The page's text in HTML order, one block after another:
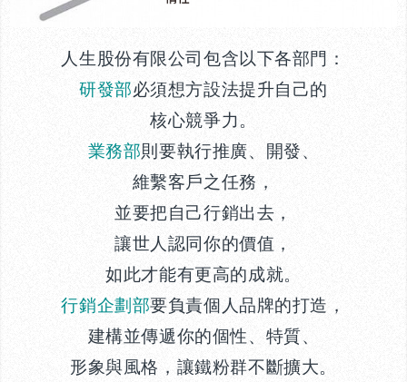
人生股份有限公司包含以下各部門：
研發部必須想方設法提升自己的
核心競爭力。
業務部則要執行推廣、開發、
維繫客戶之任務，
並要把自己行銷出去，
讓世人認同你的價值，
如此才能有更高的成就。
行銷企劃部要負責個人品牌的打造，
建構並傳遞你的個性、特質、
形象與風格，讓鐵粉群不斷擴大。